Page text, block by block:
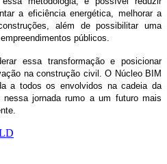
a eficiência energética, melhorar a
além de possibilitar uma
públicos.
essa transformação e posicionar
na construção civil. O Núcleo BIM
a todos os envolvidos na cadeia da
jornada rumo a um futuro mais